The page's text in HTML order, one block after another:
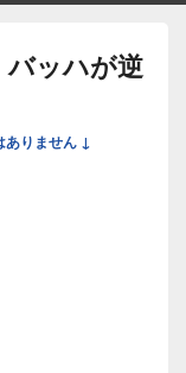
ッハが逆
ありません ↓